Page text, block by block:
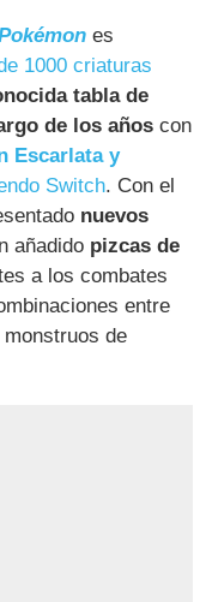
es
1000 criaturas
tabla de
de los años con
Escarlata y
Switch. Con el
nuevos
añadido pizcas de
a los combates
entre
de